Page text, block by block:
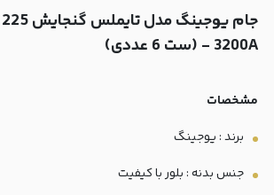
3200A - (ست 6 عددی)
مشخصات
برند : یوجینگ
جنس بدنه : بلور با کیفیت